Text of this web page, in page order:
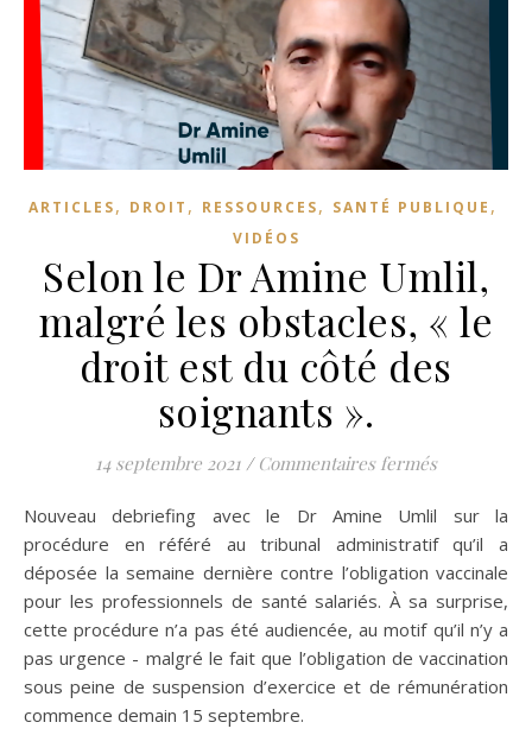
ARTICLES, DROIT , RESSOURCES, SANTÉ PUBLIQUE ,
VIDÉOS
Selon le Dr Amine Umlil,
malgré les obstacles, « le
droit est du côté des
soignants ».
14 septembre 2021 / Commentaires ferméssur Selon
Nouveau debriefing avec le Dr Amine Umlil sur la
procédure en référé au tribunal administratif qu’il a
déposée la semaine dernière contre l’obligation vaccinale
pour les professionnels de santé salariés. À sa surprise,
cette procédure n’a pas été audiencée, au motif qu’il n’y a
pas urgence - malgré le fait que l’obligation de vaccination
sous peine de suspension d’exercice et de rémunération
commence demain 15 septembre.